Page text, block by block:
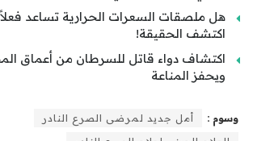
هل ملصقات السعرات الحرارية تساعد
اكتشف الحقيقة!
اكتشاف دواء قاتل للسرطان من أعماق
ويحفز المناعة
وسوم :
أمل جديد لمرضى الصرع النادر